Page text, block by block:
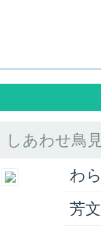
しあわせ鳥
わ
芳